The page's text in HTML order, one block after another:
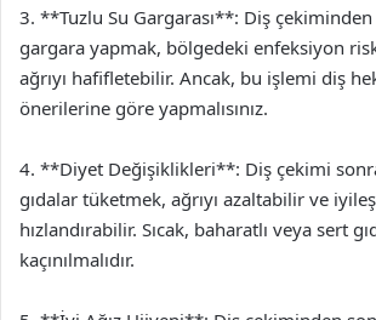
3. **Tuzlu Su Gargarası**: Diş
gargara yapmak, bölgedeki enfeksiyon
ağrıyı hafifletebilir. Ancak, bu işlemi diş
önerilerine göre yapmalısınız.
4. **Diyet Değişiklikleri**: Diş çekimi
gıdalar tüketmek, ağrıyı azaltabilir ve
hızlandırabilir. Sıcak, baharatlı veya sert
kaçınılmalıdır.